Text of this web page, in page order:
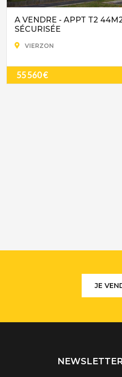
A VENDRE - APPT T2
SÉCURISÉE
VIERZON
55 560 €
JE